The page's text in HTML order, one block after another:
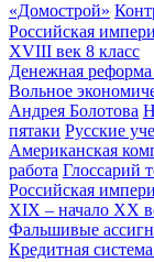
«Домострой»
Российская
XVIII век 8 класс
Денежная
Вольное
Андрея Болотова
пятаки Русские
Американская
работа Глоссарий
Российская
XIX – начало XX
Фальшивые
Кредитная